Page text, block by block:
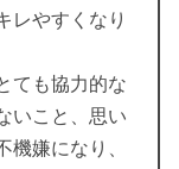
レやすくなり
ても協力的な
いこと、思い
機嫌になり、